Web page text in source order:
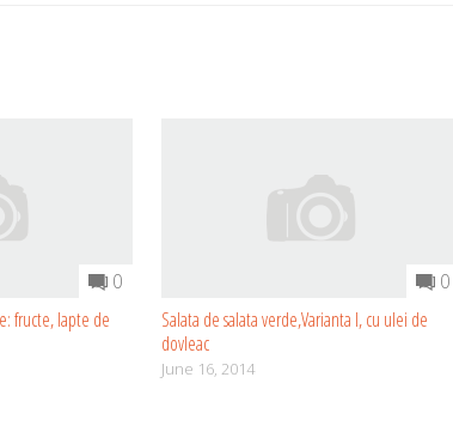
0
fructe, lapte de
0
Salata de salata verde,Varianta I, cu ulei de
dovleac
June 16, 2014